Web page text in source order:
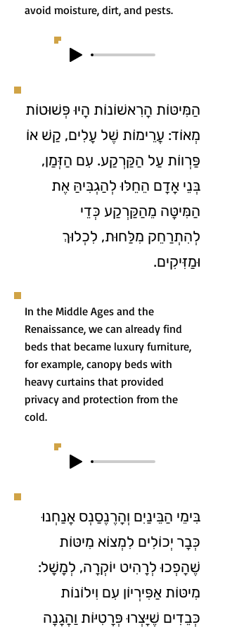
avoid moisture, dirt, and pests.
הַמִּיטּוֹת הָרִאשׁוֹנוֹת הָיוּ פְּשׁוּטוֹת
מְאוֹד: עֲרֵימוֹת שֶׁל עָלִים, קַשׁ אוֹ
פַּרְווֹת עַל הַקַּרְקַע. עִם הַזְּמַן,
בְּנֵי אָדָם הֵחֵלּוּ לְהַגְבִּיהַּ אֶת
הַמִּיטָּה מֵהַקַּרְקַע כְּדֵי
לְהִתְרַחֵק מִלַּחוּת, לִכְלוּךְ
וּמַזִּיקִים.
In the Middle Ages and the
Renaissance, we can already find
beds that became luxury furniture,
for example, canopy beds with
heavy curtains that provided
privacy and protection from the
cold.
בִּימֵי הַבֵּינַיִם וְהָרֶנֶסַנְס אֲנַחְנוּ
כְּבָר יְכוֹלִים לִמְצוֹא מִיטּוֹת
שֶׁהָפְכוּ לְרָהִיט יוֺקְרָה, לְמָשָׁל:
מִיטּוֹת אַפִּירְיוֹן עִם וִילוֹנוֹת
כְּבֵדִים שֶׁיָּצְרוּ פְּרָטִיּוֹת וַהֲגָנָה